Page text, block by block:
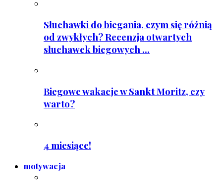
Słuchawki do biegania, czym się różnią
od zwykłych? Recenzja otwartych
słuchawek biegowych ...
Biegowe wakacje w Sankt Moritz, czy
warto?
4 miesiące!
motywacja